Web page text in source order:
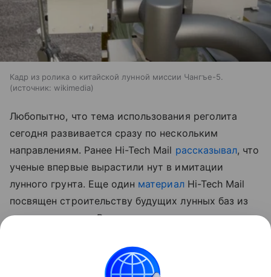
Кадр из ролика о китайской лунной миссии Чангъе-5.
источник: wikimedia
Любопытно, что тема использования реголита
сегодня развивается сразу по нескольким
направлениям. Ранее Hi-Tech Mail рассказывал, что
ученые впервые вырастили нут в имитации
лунного грунта. Еще один материалHi-Tech Mail
посвящен строительству будущих лунных баз из
самого реголита. В нем рассматривается
создания инфраструктуры прямо на месте.